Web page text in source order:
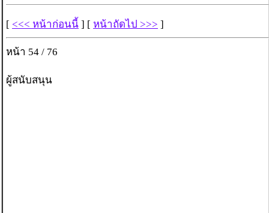
[ <<< หน้าก่อนนี้ ] [ หน้าถัดไป >>> ]
หน้า 54 / 76
ผู้สนับสนุน